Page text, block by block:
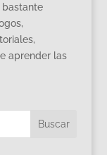
aprender las